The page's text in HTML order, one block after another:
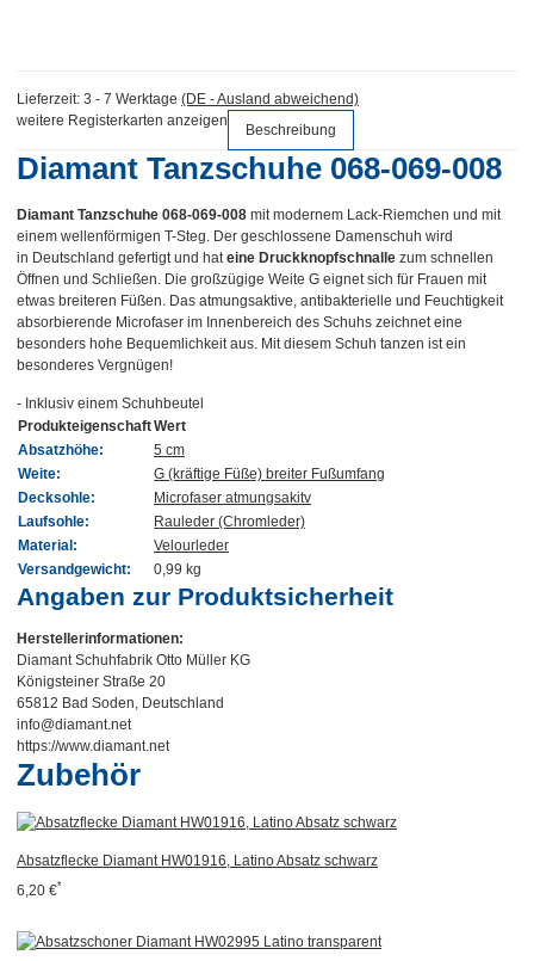
Lieferzeit: 3 - 7 Werktage (DE - Ausland abweichend)
weitere Registerkarten anzeigen
Beschreibung
Diamant Tanzschuhe 068-069-008
Diamant Tanzschuhe 068-069-008 mit modernem Lack-Riemchen und mit
einem wellenförmigen T-Steg. Der geschlossene Damenschuh wird
in Deutschland gefertigt und hateine Druckknopfschnalle zum schnellen
Öffnen und Schließen. Die großzügige Weite G eignet sich für Frauen mit
etwas breiteren Füßen. Das atmungsaktive, antibakterielle und Feuchtigkeit
absorbierende Microfaser im Innenbereich des Schuhs zeichnet eine
besonders hohe Bequemlichkeit aus. Mit diesem Schuh tanzen ist ein
besonderes Vergnügen!
- Inklusiv einem Schuhbeutel
ProdukteigenschaftWert
Absatzhöhe:
5 cm
Weite:
G (kräftige Füße) breiter Fußumfang
Decksohle:
Microfaser atmungsakitv
Laufsohle:
Rauleder (Chromleder)
Material:
Velourleder
Versandgewicht:
0,99 kg
Angaben zur Produktsicherheit
Herstellerinformationen:
Diamant Schuhfabrik Otto Müller KG
Königsteiner Straße 20
65812 Bad Soden, Deutschland
info@diamant.net
https://www.diamant.net
Zubehör
Absatzflecke Diamant HW01916, Latino Absatz schwarz
6,20 €*